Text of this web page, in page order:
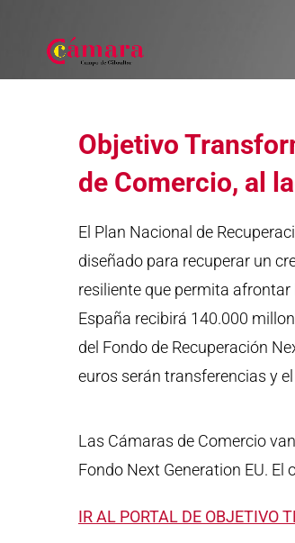
Objetivo
de Comercio, al
El Plan Nacional de
diseñado para recuperar un
resiliente que permita
España recibirá 140.000
del Fondo de Recuperación
euros serán transferencias y
Las Cámaras de Comercio
Fondo Next Generation EU.
IR AL PORTAL DE OBJETIVO